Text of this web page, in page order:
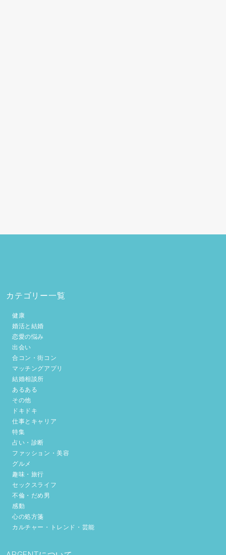
カテゴリー一覧
健康
婚活と結婚
恋愛の悩み
出会い
合コン・街コン
マッチングアプリ
結婚相談所
あるある
その他
ドキドキ
仕事とキャリア
特集
占い・診断
ファッション・美容
グルメ
趣味・旅行
セックスライフ
不倫・だめ男
感動
心の処方箋
カルチャー・トレンド・芸能